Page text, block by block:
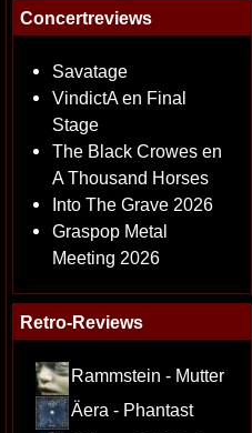
Concertreviews
Savatage
VindictA en Final
Stage
The Black Crowes en
A Thousand Horses
Into The Grave 2026
Graspop Metal
Meeting 2026
Retro-Reviews
Rammstein - Mutter
Äera - Phantast